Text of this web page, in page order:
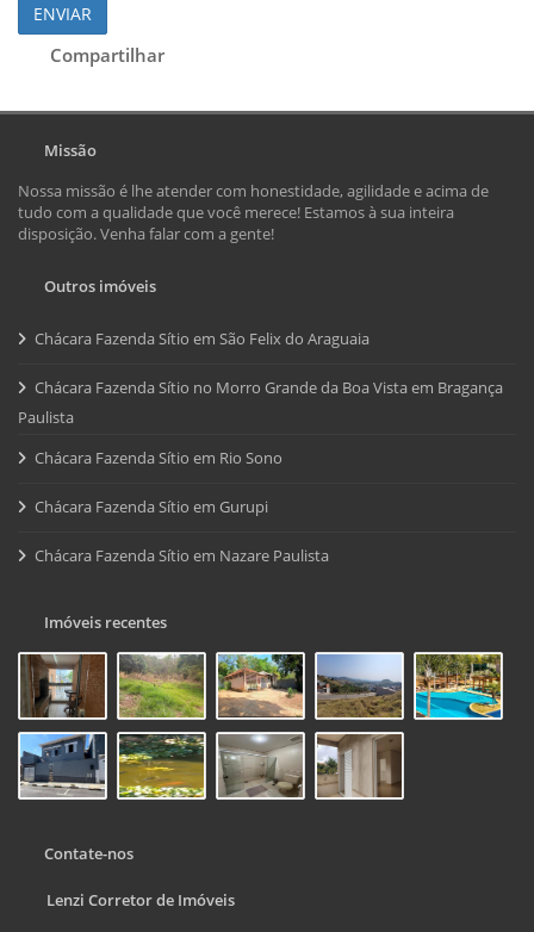
ENVIAR
Compartilhar
Missão
Nossa missão é lhe atender com honestidade, agilidade e acima de
tudo com a qualidade que você merece! Estamos à sua inteira
disposição. Venha falar com a gente!
Outros imóveis
Chácara Fazenda Sítio em São Felix do Araguaia
Chácara Fazenda Sítio no Morro Grande da Boa Vista em Bragança
Paulista
Chácara Fazenda Sítio em Rio Sono
Chácara Fazenda Sítio em Gurupi
Chácara Fazenda Sítio em Nazare Paulista
Imóveis recentes
Contate-nos
Lenzi Corretor de Imóveis